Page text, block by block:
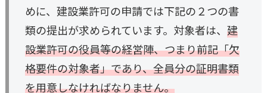
めに、建設業許可の申請では下記の２つの書
類の提出が求められています。対象者は、 建
設業許可の役員等の経営陣、つまり前記「欠
格要件の対象者」であり、全員分の証明書類
を用意しなければなりません。